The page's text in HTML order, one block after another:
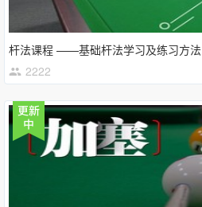
杆法课程 ——基础杆法学习及练习方法
2222